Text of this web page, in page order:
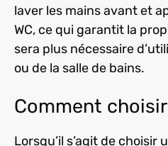
laver les mains avant et
WC, ce qui garantit la
sera plus nécessaire
ou de la salle de bains.
Comment
Lorsqu’il s’agit de choisir